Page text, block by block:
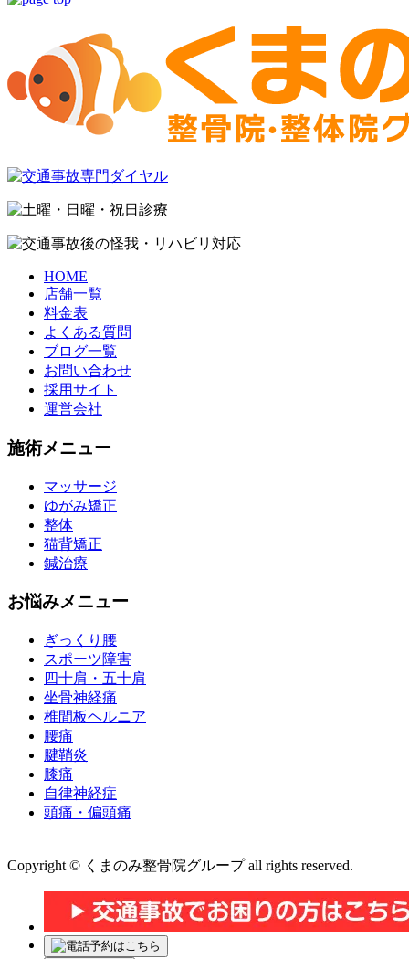
HOME
店舗一覧
料金表
よくある質問
ブログ一覧
お問い合わせ
採用サイト
運営会社
施術メニュー
マッサージ
ゆがみ矯正
整体
猫背矯正
鍼治療
お悩みメニュー
ぎっくり腰
スポーツ障害
四十肩・五十肩
坐骨神経痛
椎間板ヘルニア
腰痛
腱鞘炎
膝痛
自律神経症
頭痛・偏頭痛
Copyright © くまのみ整骨院グループ all rights reserved.